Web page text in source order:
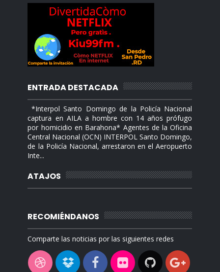
ENTRADA DESTACADA
*Interpol Santo Domingo de la Policía Nacional
captura en AILA a hombre con 14 años prófugo
por homicidio en Barahona* Agentes de la Oficina
Central Nacional (OCN) INTERPOL Santo Domingo,
de la Policía Nacional, arrestaron en el Aeropuerto
Inte...
ATAJOS
RECOMIÉNDANOS
Comparte las noticias por las siguientes redes